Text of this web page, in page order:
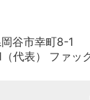
谷市幸町8-1
代表） ファ